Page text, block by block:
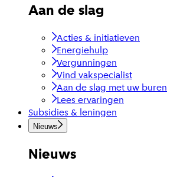
Aan de slag
Acties & initiatieven
Energiehulp
Vergunningen
Vind vakspecialist
Aan de slag met uw buren
Lees ervaringen
Subsidies & leningen
Nieuws
Nieuws